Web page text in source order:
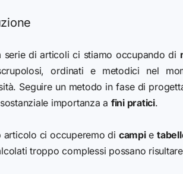
serie di articoli ci stiamo occupando di
ordinati e metodici nel
Seguire un metodo in fase di
importanza a fini pratici.
articolo ci occuperemo di campie
troppo complessi possano